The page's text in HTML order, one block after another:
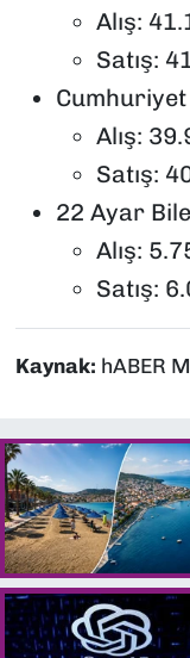
Alış:
Satış:
Cumhuriyet
Alış:
Satış:
22 Ayar
Alış:
Satış:
Kaynak: hABER